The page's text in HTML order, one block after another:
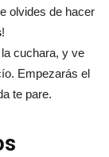
olvides de hacer
!
cuchara, y ve
Empezarás el
te pare.